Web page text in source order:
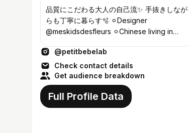
品質にこだわる大人の自己流✨ 手抜きしなが
らも丁寧に暮らす🫧 ⚪︎Designer
@meskidsdesfleurs ⚪︎Chinese living in
petitbebelab@gmail.com
@petitbebelab
Check contact details
Get audience breakdown
Full Profile Data